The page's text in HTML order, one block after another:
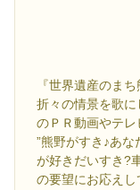
『世界遺産のま
折々の情景を歌
のＰＲ動画やテレ
”熊野がすき♪あ
が好きだいすき?
の要望にお応えし